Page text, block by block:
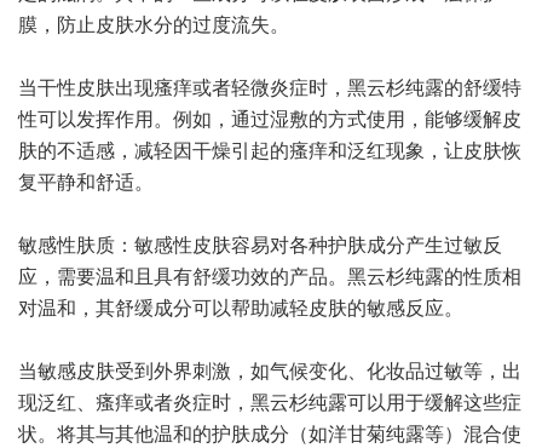
膜，防止皮肤水分的过度流失。
当干性皮肤出现瘙痒或者轻微炎症时，黑云杉纯露的舒缓特
性可以发挥作用。例如，通过湿敷的方式使用，能够缓解皮
肤的不适感，减轻因干燥引起的瘙痒和泛红现象，让皮肤恢
复平静和舒适。
敏感性肤质：敏感性皮肤容易对各种护肤成分产生过敏反
应，需要温和且具有舒缓功效的产品。黑云杉纯露的性质相
对温和，其舒缓成分可以帮助减轻皮肤的敏感反应。
当敏感皮肤受到外界刺激，如气候变化、化妆品过敏等，出
现泛红、瘙痒或者炎症时，黑云杉纯露可以用于缓解这些症
状。将其与其他温和的护肤成分（如洋甘菊纯露等）混合使